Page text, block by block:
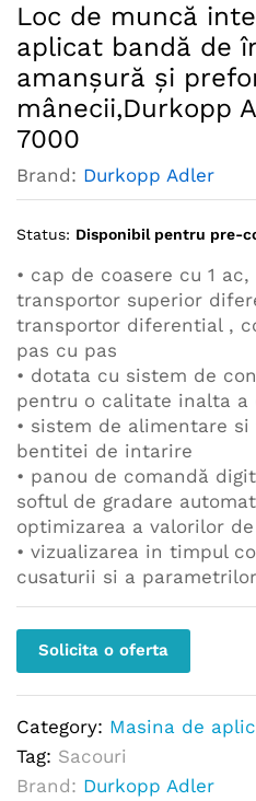
Loc de muncă
aplicat bandă de
amanşură şi
mânecii,Durkopp
7000
Brand: Durkopp Adler
Status: Disponibil pentru pre-
• cap de coasere cu 1
transportor superior
transportor diferential ,
pas cu pas
• dotata cu sistem de
pentru o calitate inalta a
• sistem de alimentare
bentitei de intarire
• panou de comandă
softul de gradare
optimizarea a valorilor
• vizualizarea in timpul
cusaturii si a
Solicita o oferta
Category: Masina de
Tag: Sacouri
Brand: Durkopp Adler